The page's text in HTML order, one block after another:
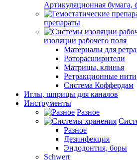
Артикуляционная бумага,
препараты
изоляции рабочего поля
Материалы для
Роторасширители
Матрицы, клинья
Ретракционные нити
Система Коффердам
Иглы, шприцы для каналов
Инструменты
Разное
Разное
Дезинфекция
Эндодонтия, боры
Schwert